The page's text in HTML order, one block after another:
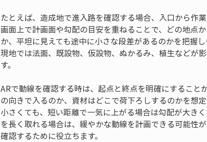
たとえば、造成地で進入路を確認する場合、入口から作
画面上で計画面や勾配の目安を重ねることで、どの地点
か、平坦に見えても途中に小さな段差があるのかを把握
現地では法面、既設物、仮設物、ぬかるみ、植生などが
す。
ARで動線を確認する時は、起点と終点を明確にするこ
の向きで入るのか、資材はどこで荷下ろしするのかを想
小さくても、短い距離で一気に上がる場合は勾配が大き
を長く取れる場合は、緩やかな動線を計画できる可能性
確認するために役立ちます。